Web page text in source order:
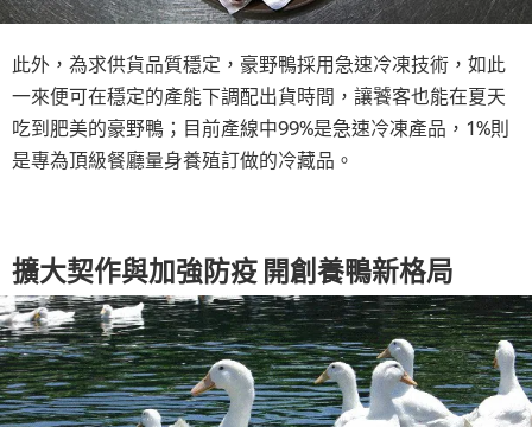
此外，為求供貨品質穩定，豪野鴨採用急速冷凍技術，如此
一來便可在穩定的產能下調配出貨時間，讓饕客也能在夏天
吃到肥美的豪野鴨；目前產線中99%是急速冷凍產品，1%則
是專為頂級餐廳量身養殖訂做的冷藏品。
擴大契作與加強防疫 開創養鴨新格局